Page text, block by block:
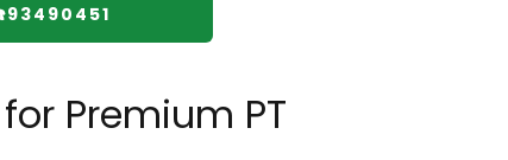
Premium PT